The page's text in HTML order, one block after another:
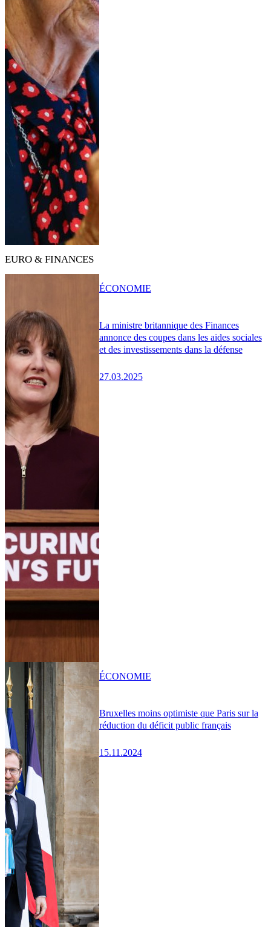
EURO & FINANCES
La ministre britannique des Finances
annonce des coupes dans les aides sociales
et des investissements dans la défense
27.03.2025
ÉCONOMIE
Bruxelles moins optimiste que Paris sur la
réduction du déficit public français
15.11.2024
ÉCONOMIE